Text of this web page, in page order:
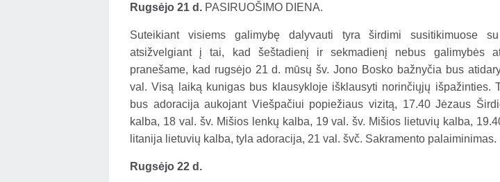
Rugsėjo 21 d. PASIRUOŠIMO DIENA.
Suteikiant visiems galimybę dalyvauti tyra širdimi susitikimuose
atsižvelgiant į tai, kad šeštadienį ir sekmadienį nebus galimybės
pranešame, kad rugsėjo 21 d. mūsų šv. Jono Bosko bažnyčia bus
val. Visą laiką kunigas bus klausykloje išklausyti norinčiųjų išpažinties.
bus adoracija aukojant Viešpačiui popiežiaus vizitą, 17.40 Jėzaus
kalba, 18 val. šv. Mišios lenkų kalba, 19 val. šv. Mišios lietuvių kalba,
litanija lietuvių kalba, tyla adoracija, 21 val. švč. Sakramento palaiminimas.
Rugsėjo 22 d.